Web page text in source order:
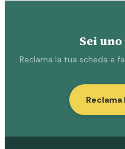
Sei
Reclama la tua scheda e